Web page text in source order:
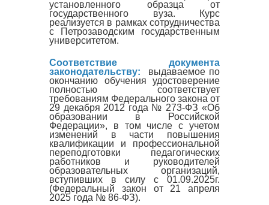
установленного образца от
государственного вуза. Курс
реализуется в рамках сотрудничества
с Петрозаводским государственным
университетом.
Соответствие документа
законодательству: выдаваемое по
окончанию обучения удостоверение
полностью соответствует
требованиям Федерального закона от
29 декабря 2012 года № 273-ФЗ «Об
образовании в Российской
Федерации», в том числе с учетом
изменений в части повышения
квалификации и профессиональной
переподготовки педагогических
работников и руководителей
образовательных организаций,
вступивших в силу с 01.09.2025г.
(Федеральный закон от 21 апреля
2025 года № 86-ФЗ).